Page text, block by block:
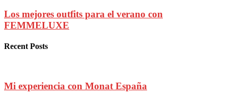
Los mejores outfits para el verano con
FEMMELUXE
Recent Posts
Mi experiencia con Monat España